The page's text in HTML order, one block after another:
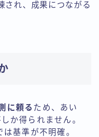
され、成果につながる
に頼る ため、あい
か得られません。
基準が不明確。